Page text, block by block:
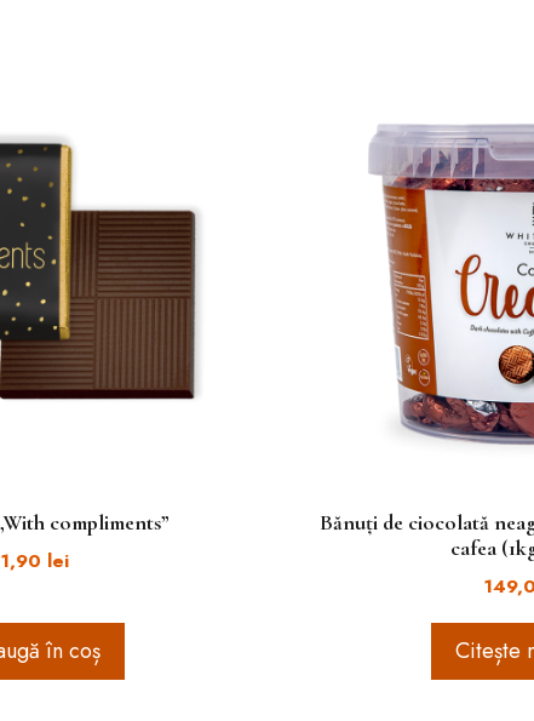
compliments”
1,90 lei
în coș
Bănuți de ciocolată
cafea
Citește